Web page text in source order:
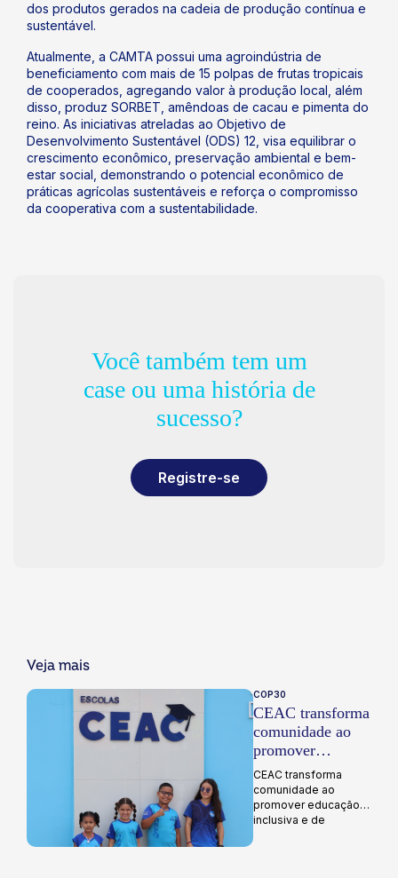
dos produtos gerados na cadeia de produção contínua e
sustentável.
Atualmente, a CAMTA possui uma agroindústria de
beneficiamento com mais de 15 polpas de frutas tropicais
de cooperados, agregando valor à produção local, além
disso, produz SORBET, amêndoas de cacau e pimenta do
reino. As iniciativas atreladas ao Objetivo de
Desenvolvimento Sustentável (ODS) 12, visa equilibrar o
crescimento econômico, preservação ambiental e bem-
estar social, demonstrando o potencial econômico de
práticas agrícolas sustentáveis e reforça o compromisso
da cooperativa com a sustentabilidade.
Você também tem um
case ou uma história de
sucesso?
Registre-se
Veja mais
COP30
CEAC transforma
comunidade ao
promover
educação
inclusiva e de
qualidade
CEAC transforma
comunidade ao
promover educação
inclusiva e de